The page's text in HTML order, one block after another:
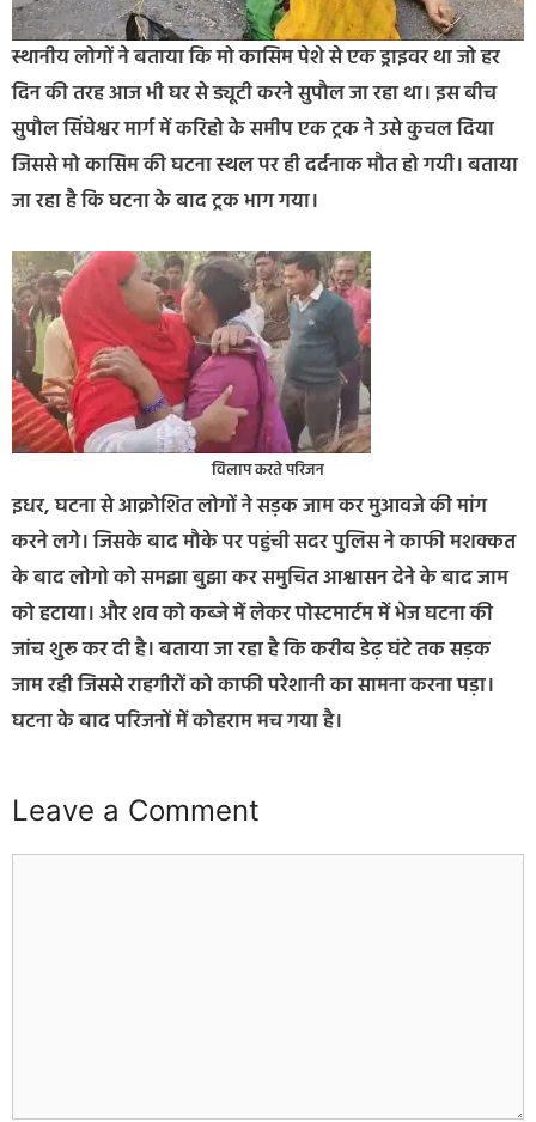
स्थानीय लोगों ने बताया कि मो कासिम पेशे से एक ड्राइवर था जो हर
दिन की तरह आज भी घर से ड्यूटी करने सुपौल जा रहा था। इस बीच
सुपौल सिंघेश्वर मार्ग में करिहो के समीप एक ट्रक ने उसे कुचल दिया
जिससे मो कासिम की घटना स्थल पर ही दर्दनाक मौत हो गयी। बताया
जा रहा है कि घटना के बाद ट्रक भाग गया।
विलाप करते परिजन
इधर, घटना से आक्रोशित लोगों ने सड़क जाम कर मुआवजे की मांग
करने लगे। जिसके बाद मौके पर पहुंची सदर पुलिस ने काफी मशक्कत
के बाद लोगो को समझा बुझा कर समुचित आश्वासन देने के बाद जाम
को हटाया। और शव को कब्जे में लेकर पोस्टमार्टम में भेज घटना की
जांच शुरू कर दी है। बताया जा रहा है कि करीब डेढ़ घंटे तक सड़क
जाम रही जिससे राहगीरों को काफी परेशानी का सामना करना पड़ा।
घटना के बाद परिजनों में कोहराम मच गया है।
Leave a Comment